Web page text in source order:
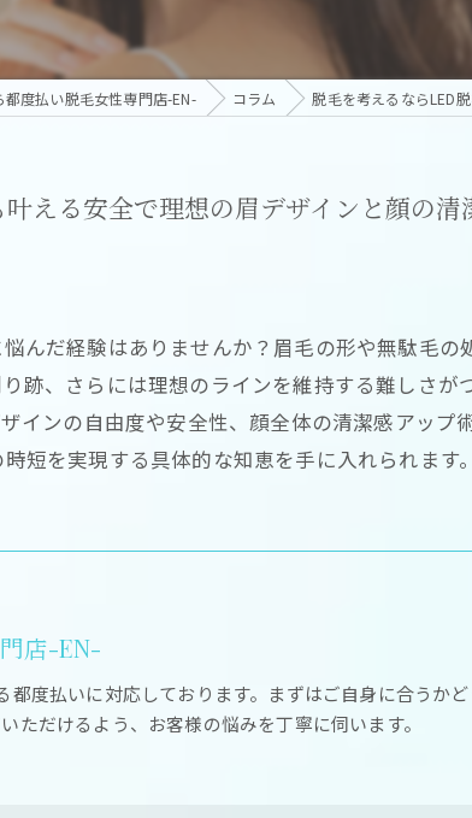
度払い脱毛女性専門店-EN- コラム 脱毛を考えるならLED
える安全で理想の眉デザインと顔の清
んだ経験はありませんか？眉毛の形や無駄毛
跡、さらには理想のラインを維持する難しさが
インの自由度や安全性、顔全体の清潔感アップ
短を実現する具体的な知恵を手に入れられます。
店-EN-
都度払いに対応しております。まずはご自身に合うか
ただけるよう、お客様の悩みを丁寧に伺います。